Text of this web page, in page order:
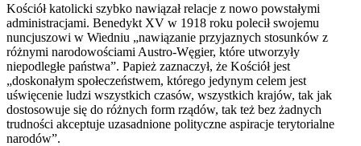
Kościół katolicki szybko nawiązał relacje z nowo powstałymi
administracjami. Benedykt XV w 1918 roku polecił swojemu
nuncjuszowi w Wiedniu „nawiązanie przyjaznych stosunków z
różnymi narodowościami Austro-Węgier, które utworzyły
niepodległe państwa”. Papież zaznaczył, że Kościół jest
„doskonałym społeczeństwem, którego jedynym celem jest
uświęcenie ludzi wszystkich czasów, wszystkich krajów, tak jak
dostosowuje się do różnych form rządów, tak też bez żadnych
trudności akceptuje uzasadnione polityczne aspiracje terytorialne
narodów”.